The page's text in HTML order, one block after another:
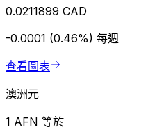
0.0211899 CAD
-0.0001 (0.46%) 每週
查看圖表
澳洲元
1 AFN 等於